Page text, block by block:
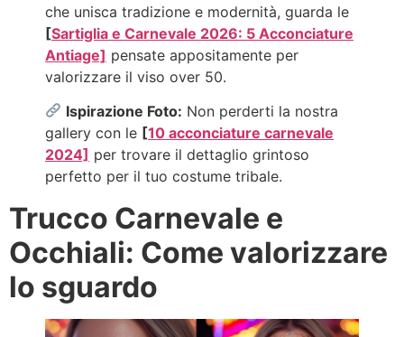
che unisca tradizione e modernità, guarda le
[Sartiglia e Carnevale 2026: 5 Acconciature
Antiage] pensate appositamente per
valorizzare il viso over 50.
Ispirazione Foto: Non perderti la nostra
gallery con le [10 acconciature carnevale
2024] per trovare il dettaglio grintoso
perfetto per il tuo costume tribale.
Trucco Carnevale e
Occhiali: Come valorizzare
lo sguardo